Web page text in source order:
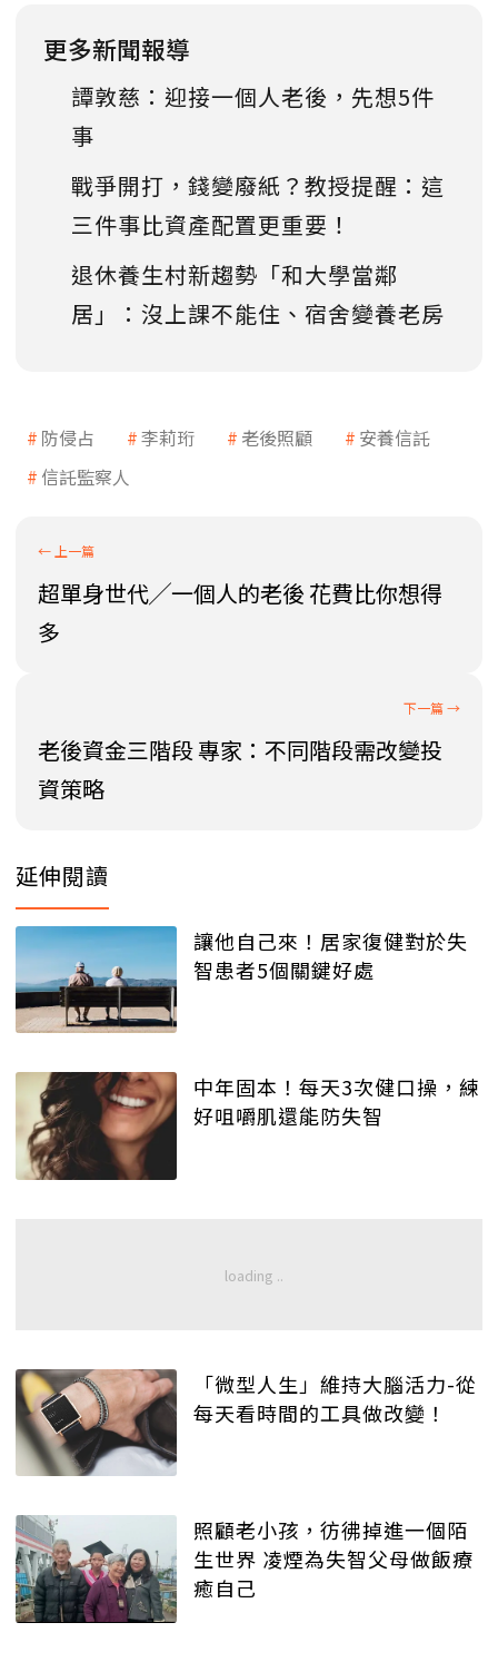
更多新聞報導
譚敦慈：迎接一個人老後，先想5件
事
戰爭開打，錢變廢紙？教授提醒：這
三件事比資產配置更重要！
退休養生村新趨勢「和大學當鄰
居」：沒上課不能住、宿舍變養老房
防侵占 李莉珩 老後照顧
安養信託
信託監察人
超單身世代╱一個人的老後 花費比你想得
多
老後資金三階段 專家：不同階段需改變投
資策略
延伸閱讀
讓他自己來！居家復健對於失
智患者5個關鍵好處
中年固本！每天3次健口操，練
好咀嚼肌還能防失智
「微型人生」維持大腦活力-從
每天看時間的工具做改變！
照顧老小孩，彷彿掉進一個陌
生世界 凌煙為失智父母做飯療
癒自己